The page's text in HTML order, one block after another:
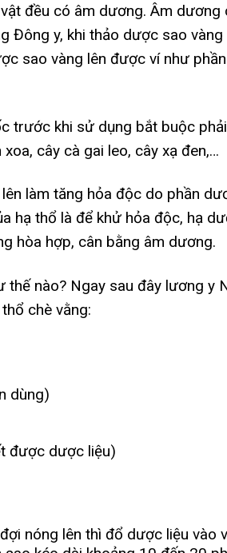
đều có âm dương. Âm dương
Đông y, khi thảo dược sao
sao vàng lên được ví như
trước khi sử dụng bắt buộc
cây cà gai leo, cây xạ đen,…
làm tăng hỏa độc do phần
hạ thổ là để khử hỏa độc, hạ
hòa hợp, cân bằng âm dương.
thế nào? Ngay sau đây lương y
chè vằng:
dùng)
được dược liệu)
nóng lên thì đổ dược liệu vào